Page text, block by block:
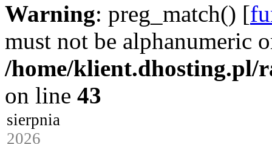
Warning: preg_match() [
must not be alphanumeric
/home/klient.dhosting.pl/
on line 43
sierpnia
2026